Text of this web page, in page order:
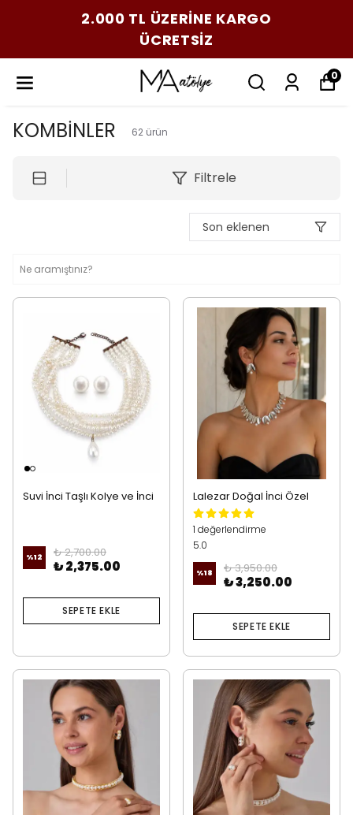
2.000 TL ÜZERİNE KARGO
ÜCRETSİZ
0
KOMBİNLER 62 ürün
Filtrele
Son eklenen
Suvi İnci Taşlı Kolye ve İnci
%12 ₺ 2,700.00
₺ 2,375.00
SEPETE EKLE
Lalezar Doğal İnci Özel
Tasarım Kolye Küpe Silver
1 değerlendirme
5.0
%18 ₺ 3,950.00
₺ 3,250.00
SEPETE EKLE